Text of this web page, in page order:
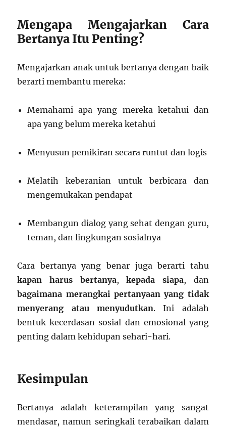
Mengapa Mengajarkan Cara
Bertanya Itu Penting?
Mengajarkan anak untuk bertanya dengan baik
berarti membantu mereka:
Memahami apa yang mereka ketahui dan
apa yang belum mereka ketahui
Menyusun pemikiran secara runtut dan logis
Melatih keberanian untuk berbicara dan
mengemukakan pendapat
Membangun dialog yang sehat dengan guru,
teman, dan lingkungan sosialnya
Cara bertanya yang benar juga berarti tahu
kapan harus bertanya,kepada siapa, dan
bagaimana merangkai pertanyaan yang tidak
menyerang atau menyudutkan. Ini adalah
bentuk kecerdasan sosial dan emosional yang
penting dalam kehidupan sehari-hari.
Kesimpulan
Bertanya adalah keterampilan yang sangat
mendasar, namun seringkali terabaikan dalam